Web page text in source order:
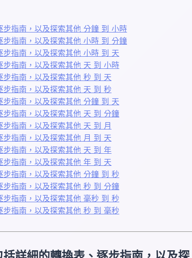
指南，以及探索其他 分鐘 到 小時
指南，以及探索其他 小時 到 分鐘
指南，以及探索其他 小時 到 天
指南，以及探索其他 天 到 小時
指南，以及探索其他 秒 到 天
指南，以及探索其他 天 到 秒
指南，以及探索其他 分鐘 到 天
指南，以及探索其他 天 到 分鐘
指南，以及探索其他 天 到 月
指南，以及探索其他 月 到 天
指南，以及探索其他 天 到 年
指南，以及探索其他 年 到 天
指南，以及探索其他 分鐘 到 秒
指南，以及探索其他 秒 到 分鐘
指南，以及探索其他 毫秒 到 秒
指南，以及探索其他 秒 到 毫秒